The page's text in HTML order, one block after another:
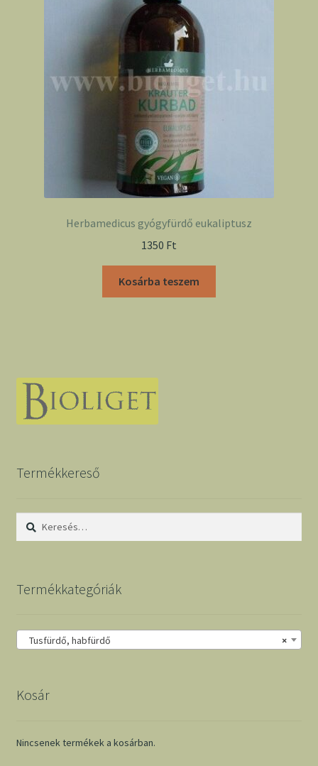
Herbamedicus gyógyfürdő eukaliptusz
1350 Ft
Kosárba teszem
Termékkereső
Keresés:
Termékkategóriák
×
Tusfürdő, habfürdő
Kosár
Nincsenek termékek a kosárban.